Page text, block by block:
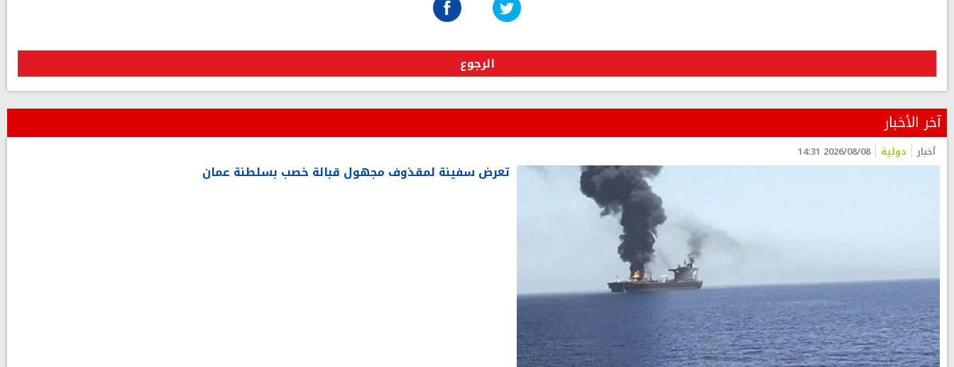
الرجوع
آخر الأخبار
أخبار دولية 2026/08/08 14:31
تعرض سفينة لمقذوف مجهول قبالة خصب بسلطنة عمان